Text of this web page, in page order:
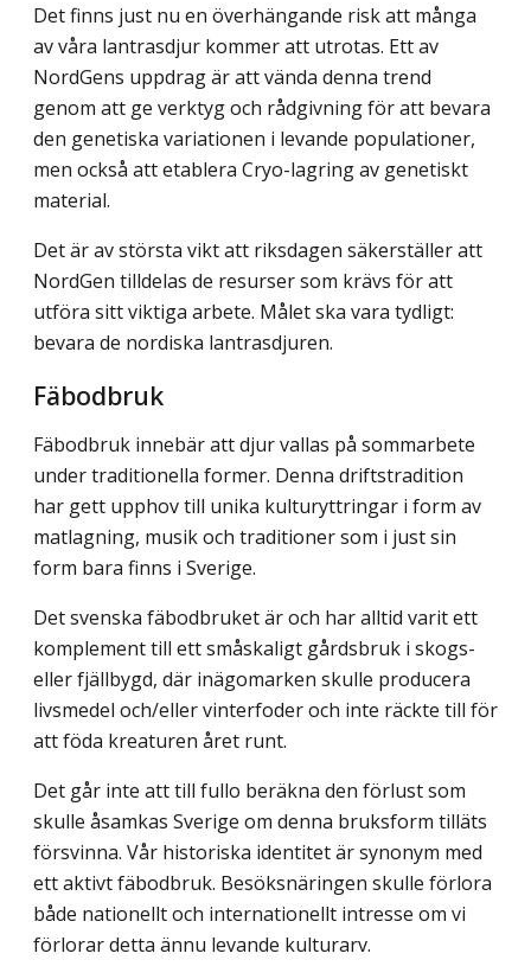
Det finns just nu en överhängande risk att många
av våra lantrasdjur kommer att utrotas. Ett av
NordGens uppdrag är att vända denna trend
genom att ge verktyg och rådgivning för att bevara
den genetiska variationen i levande populationer,
men också att etablera Cryo-lagring av genetiskt
material.
Det är av största vikt att riksdagen säkerställer att
NordGen tilldelas de resurser som krävs för att
utföra sitt viktiga arbete. Målet ska vara tydligt:
bevara de nordiska lantrasdjuren.
Fäbodbruk
Fäbodbruk innebär att djur vallas på sommarbete
under traditionella former. Denna driftstradition
har gett upphov till unika kulturyttringar i form av
matlagning, musik och traditioner som i just sin
form bara finns i Sverige.
Det svenska fäbodbruket är och har alltid varit ett
komplement till ett småskaligt gårdsbruk i skogs-
eller fjällbygd, där inägomarken skulle producera
livsmedel och/eller vinterfoder och inte räckte till för
att föda kreaturen året runt.
Det går inte att till fullo beräkna den förlust som
skulle åsamkas Sverige om denna bruksform tilläts
försvinna. Vår historiska identitet är synonym med
ett aktivt fäbod­bruk. Besöksnäringen skulle förlora
både nationellt och internationellt intresse om vi
förlorar detta ännu levande kulturarv.